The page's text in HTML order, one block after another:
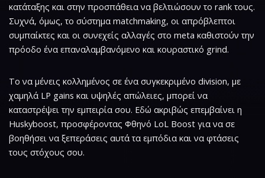
κατάταξης και στην προσπάθεια να βελτιώσουν το rank τους.
Συχνά, όμως, το σύστημα matchmaking, οι απρόβλεπτοι
συμπαίκτες και οι συνεχείς αλλαγές στο meta καθιστούν την
πρόοδο ένα επαναλαμβανόμενο και κουραστικό grind.
Το να μένεις κολλημένος σε ένα συγκεκριμένο division, με
χαμηλά LP gains και υψηλές απώλειες, μπορεί να
καταστρέψει την εμπειρία σου. Εδώ ακριβώς επεμβαίνει η
Huskyboost, προσφέροντας Φθηνό LoL Boost για να σε
βοηθήσει να ξεπεράσεις αυτά τα εμπόδια και να φτάσεις
τους στόχους σου.